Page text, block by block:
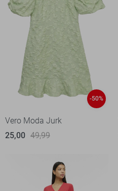
-50%
Vero Moda Jurk
25,00 49,99